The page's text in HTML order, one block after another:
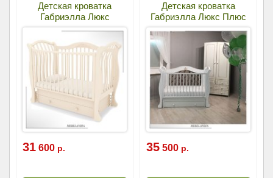
Детская кроватка
Габриэлла Люкс
(маятник)
31 600 р.
Детская кроватка
Габриэлла Люкс Плюс
(маятник)
35 500 р.